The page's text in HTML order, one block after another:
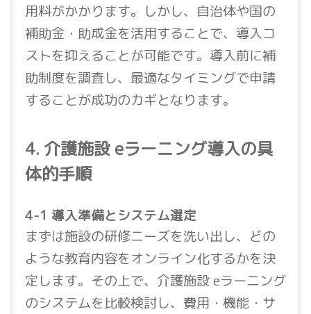
用料がかかります。しかし、自治体や国の
補助金・助成金を活用することで、導入コ
ストを抑えることが可能です。導入前に補
助制度を調査し、最適なタイミングで申請
することが成功のカギとなります。
4. 介護施設 eラーニング導入の具
体的手順
4-1 導入準備とシステム選定
まずは施設の研修ニーズを洗い出し、どの
ような教育内容をオンライン化するかを決
定します。その上で、介護施設 eラーニング
のシステムを比較検討し、費用・機能・サ